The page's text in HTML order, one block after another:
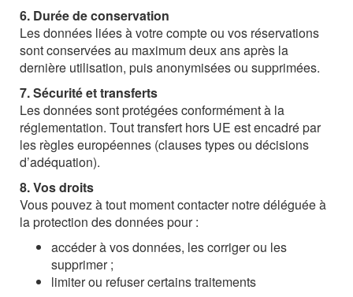
6. Durée de conservation
Les données liées à votre compte ou vos réservations
sont conservées au maximum deux ans après la
dernière utilisation, puis anonymisées ou supprimées.
7. Sécurité et transferts
Les données sont protégées conformément à la
réglementation. Tout transfert hors UE est encadré par
les règles européennes (clauses types ou décisions
d’adéquation).
8. Vos droits
Vous pouvez à tout moment contacter notre déléguée à
la protection des données pour :
accéder à vos données, les corriger ou les
supprimer ;
limiter ou refuser certains traitements